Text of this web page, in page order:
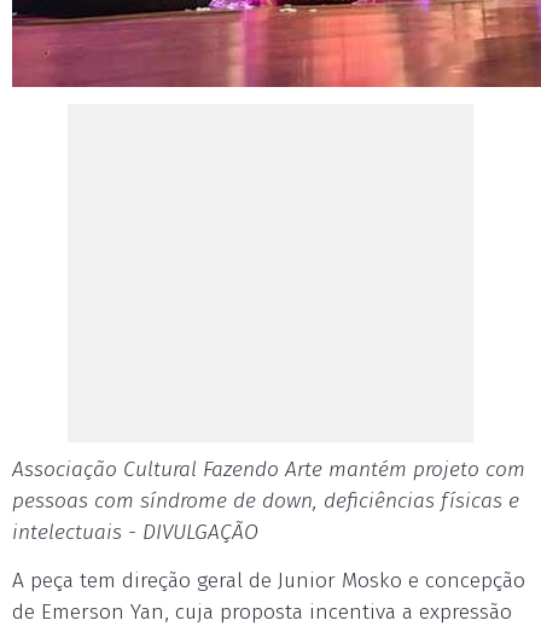
Associação Cultural Fazendo Arte mantém projeto com
pessoas com síndrome de down, deficiências físicas e
intelectuais - DIVULGAÇÃO
A peça tem direção geral de Junior Mosko e concepção
de Emerson Yan, cuja proposta incentiva a expressão